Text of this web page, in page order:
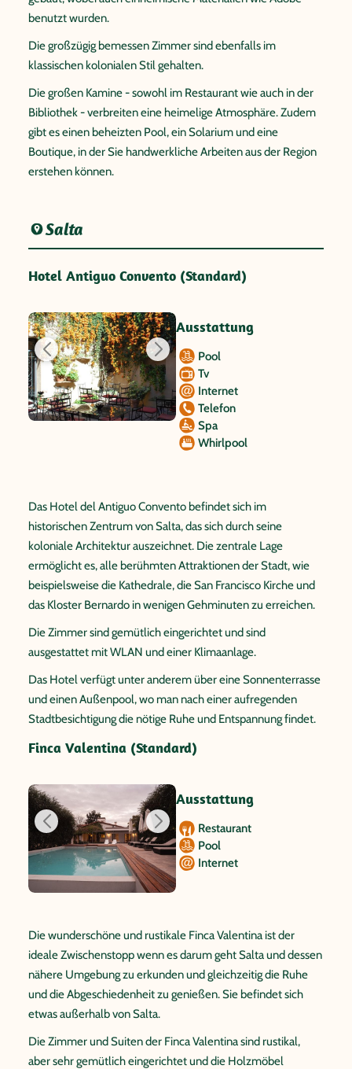
benutzt wurden.
Die großzügig bemessen Zimmer sind ebenfalls im
klassischen kolonialen Stil gehalten.
Die großen Kamine - sowohl im Restaurant wie auch in der
Bibliothek - verbreiten eine heimelige Atmosphäre. Zudem
gibt es einen beheizten Pool, ein Solarium und eine
Boutique, in der Sie handwerkliche Arbeiten aus der Region
erstehen können.
Salta
Hotel Antiguo Convento (Standard)
Ausstattung
Pool
Tv
Internet
Telefon
Spa
Whirlpool
Das Hotel del Antiguo Convento befindet sich im
historischen Zentrum von Salta, das sich durch seine
koloniale Architektur auszeichnet. Die zentrale Lage
ermöglicht es, alle berühmten Attraktionen der Stadt, wie
beispielsweise die Kathedrale, die San Francisco Kirche und
das Kloster Bernardo in wenigen Gehminuten zu erreichen.
Die Zimmer sind gemütlich eingerichtet und sind
ausgestattet mit WLAN und einer Klimaanlage.
Das Hotel verfügt unter anderem über eine Sonnenterrasse
und einen Außenpool, wo man nach einer aufregenden
Stadtbesichtigung die nötige Ruhe und Entspannung findet.
Finca Valentina (Standard)
Ausstattung
Restaurant
Pool
Internet
Die wunderschöne und rustikale Finca Valentina ist der
ideale Zwischenstopp wenn es darum geht Salta und dessen
nähere Umgebung zu erkunden und gleichzeitig die Ruhe
und die Abgeschiedenheit zu genießen. Sie befindet sich
etwas außerhalb von Salta.
Die Zimmer und Suiten der Finca Valentina sind rustikal,
aber sehr gemütlich eingerichtet und die Holzmöbel